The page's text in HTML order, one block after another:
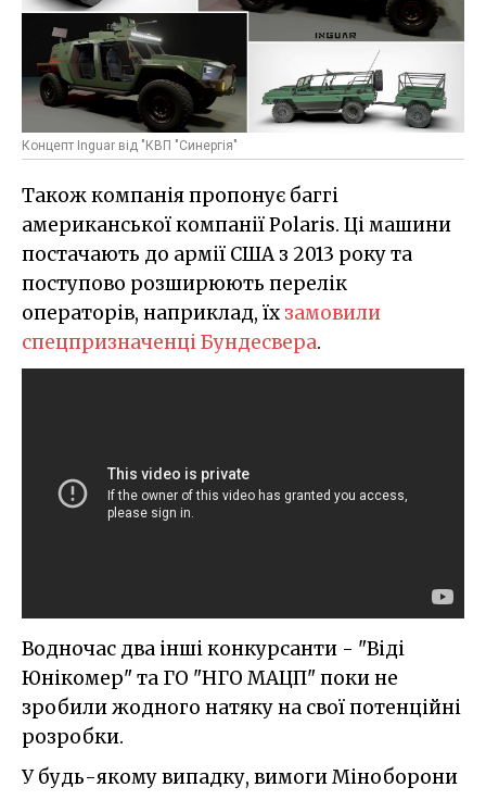
Концепт Inguar від "КВП "Синергія"
Також компанія пропонує баггі
американської компанії Polaris. Ці машини
постачають до армії США з 2013 року та
поступово розширюють перелік
операторів, наприклад, їх замовили
спецпризначенці Бундесвера.
Водночас два інші конкурсанти - "Віді
Юнікомер" та ГО "НГО МАЦП" поки не
зробили жодного натяку на свої потенційні
розробки.
У будь-якому випадку, вимоги Міноборони